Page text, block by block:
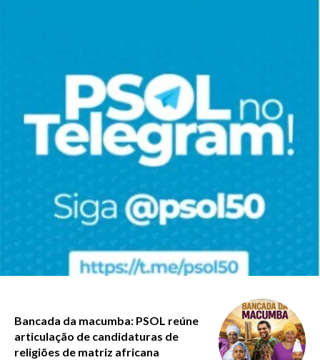
Bancada da macumba: PSOL reúne
articulação de candidaturas de
religiões de matriz africana